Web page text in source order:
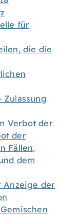
für
die die
Verbot der
der
Fällen,
dem
Anzeige der